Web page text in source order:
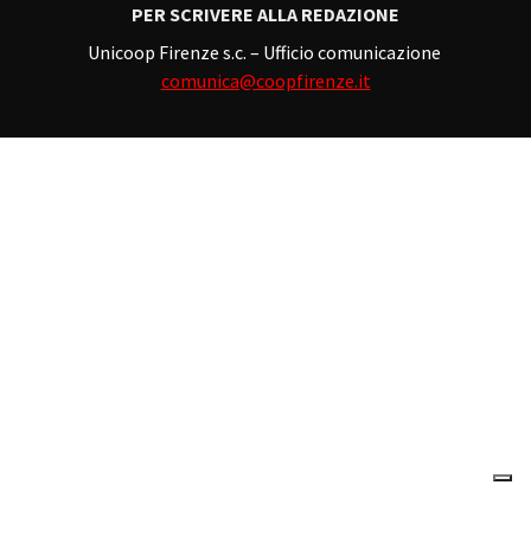
PER SCRIVERE ALLA REDAZIONE
Unicoop Firenze s.c. – Ufficio comunicazione
comunica@coopfirenze.it